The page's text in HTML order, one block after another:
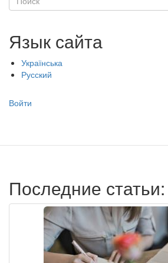
Язык сайта
Українська
Русский
Меню
записи
Войти
Последние статьи: